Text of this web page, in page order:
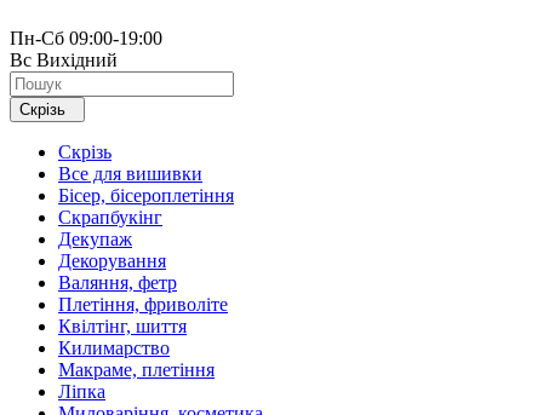
Пн-Сб 09:00-19:00
Вс Вихідний
Скрізь
Скрізь
Все для вишивки
Бісер, бісероплетіння
Скрапбукінг
Декупаж
Декорування
Валяння, фетр
Плетіння, фриволіте
Квілтінг, шиття
Килимарство
Макраме, плетіння
Ліпка